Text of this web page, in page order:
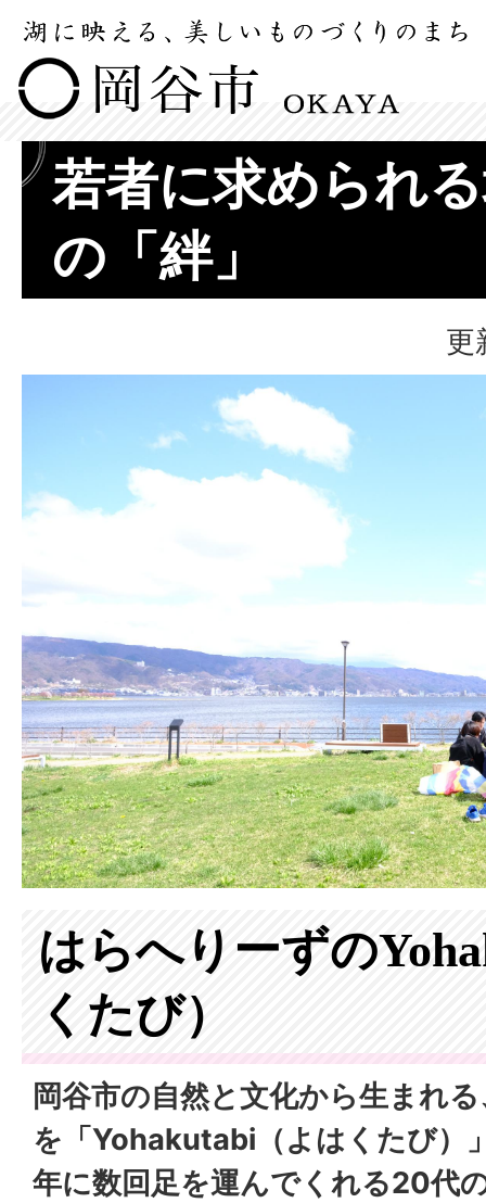
若者に求められ
の「絆」
更
はらへりーずの
くたび）
岡谷市の自然と文化から生まれ
を「Yohakutabi（よはくたび）
年に数回足を運んでくれる20代